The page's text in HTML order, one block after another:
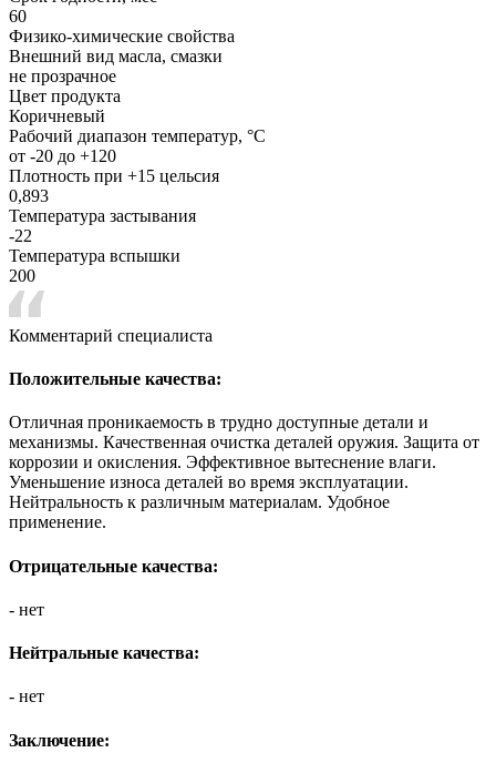
60
Физико-химические свойства
Внешний вид масла, смазки
не прозрачное
Цвет продукта
Коричневый
Рабочий диапазон температур, °С
от -20 до +120
Плотность при +15 цельсия
0,893
Температура застывания
-22
Температура вспышки
200
Комментарий специалиста
Положительные качества:
Отличная проникаемость в трудно доступные детали и
механизмы. Качественная очистка деталей оружия. Защита от
коррозии и окисления. Эффективное вытеснение влаги.
Уменьшение износа деталей во время эксплуатации.
Нейтральность к различным материалам. Удобное
применение.
Отрицательные качества:
- нет
Нейтральные качества:
- нет
Заключение: